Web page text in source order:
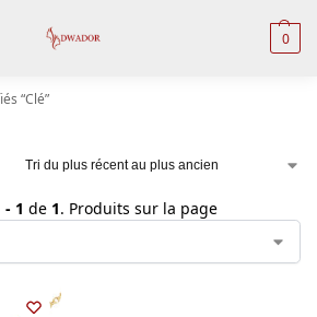
0
“Clé”
- 1 de 1. Produits sur la page